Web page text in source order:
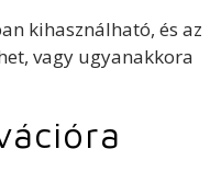
kihasználható, és az
vagy ugyanakkora